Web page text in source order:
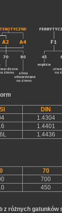
DIN
1.4304
1.4401
1.4436
70
700
450
z różnych gatunków